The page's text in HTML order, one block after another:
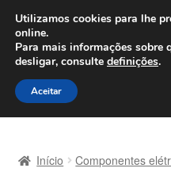
ENVIO a
Seg-Sex, das 9h
Ir
para
a
Saltar
para
o
Início Componentes
Utilizamos cookies para lhe
online.
Para mais informações sobre
desligar, consulte definições.
Aceitar